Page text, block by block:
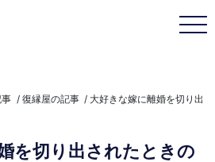
復縁屋の記事 大好きな嫁に離婚を切り出
を切り出されたときの